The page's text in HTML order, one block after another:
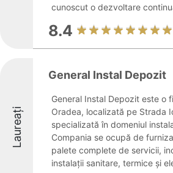
cunoscut o dezvoltare
8.4
Laureați
General Instal Depozit
General Instal Depozit este o
Oradea, localizată pe Strada
specializată în domeniul
Compania se ocupă de
palete complete de servicii,
instalații sanitare, termice și